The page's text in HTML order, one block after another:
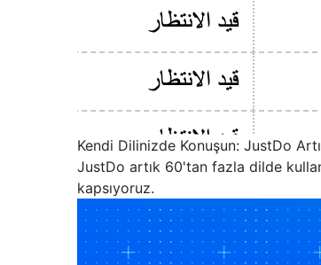
Kendi Dilinizde Konuşun: JustDo
JustDo artık 60'tan fazla dilde
kapsıyoruz.